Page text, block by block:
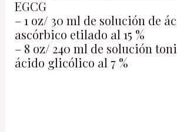
EGCG
– 1 oz/ 30 ml de solución de
ascórbico etilado al 15 %
– 8 oz/ 240 ml de solución
ácido glicólico al 7 %